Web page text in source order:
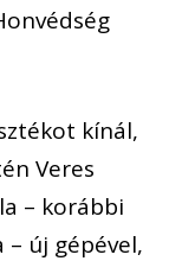
kínál,
Veres
– korábbi
– új gépével,